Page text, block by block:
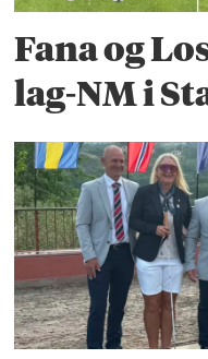
Fana og
lag-NM i